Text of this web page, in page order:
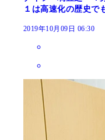
１は高速化の歴史で
2019年10月09日 06:30